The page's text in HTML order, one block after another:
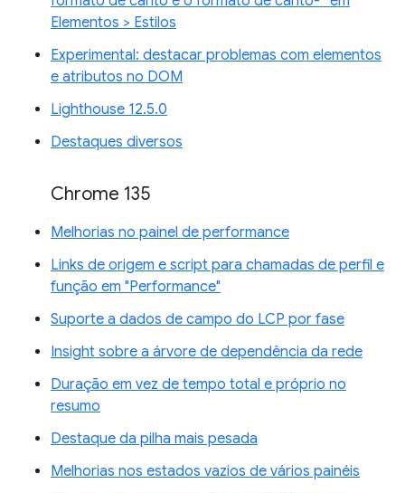
Elementos > Estilos
Experimental: destacar problemas com elementos
e atributos no DOM
Lighthouse 12.5.0
Destaques diversos
Chrome 135
Melhorias no painel de performance
Links de origem e script para chamadas de perfil e
função em "Performance"
Suporte a dados de campo do LCP por fase
Insight sobre a árvore de dependência da rede
Duração em vez de tempo total e próprio no
resumo
Destaque da pilha mais pesada
Melhorias nos estados vazios de vários painéis